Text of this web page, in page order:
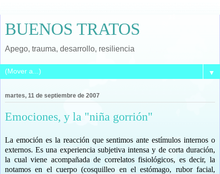
BUENOS TRATOS
Apego, trauma, desarrollo, resiliencia
▼
martes, 11 de septiembre de 2007
Emociones, y la "niña gorrión"
La emoción es la reacción que sentimos ante estímulos internos o
externos. Es una experiencia subjetiva intensa y de corta duración,
la cual viene acompañada de correlatos fisiológicos, es decir, la
notamos en el cuerpo (cosquilleo en el estómago, rubor facial,